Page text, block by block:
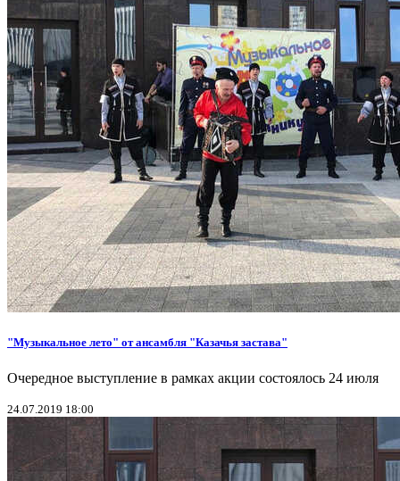
"Музыкальное лето" от ансамбля "Казачья застава"
Очередное выступление в рамках акции состоялось 24 июля
24.07.2019 18:00